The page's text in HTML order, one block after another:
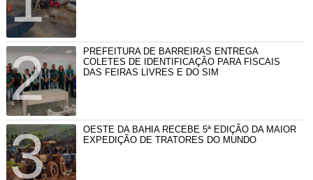
PREFEITURA DE BARREIRAS ENTREGA
COLETES DE IDENTIFICAÇÃO PARA FISCAIS
DAS FEIRAS LIVRES E DO SIM
OESTE DA BAHIA RECEBE 5ª EDIÇÃO DA MAIOR
EXPEDIÇÃO DE TRATORES DO MUNDO